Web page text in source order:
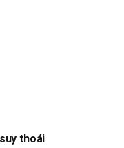
thoái